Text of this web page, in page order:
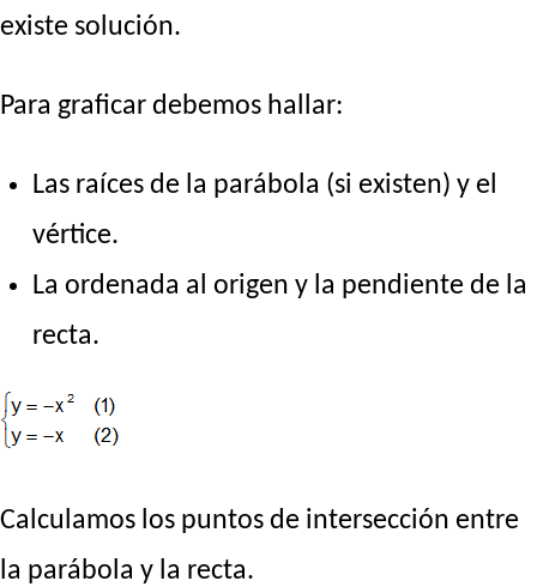
existe solución.
Para graficar debemos hallar:
Las raíces de la parábola (si existen) y el
vértice.
La ordenada al origen y la pendiente de la
recta.
Calculamos los puntos de intersección entre
la parábola y la recta.